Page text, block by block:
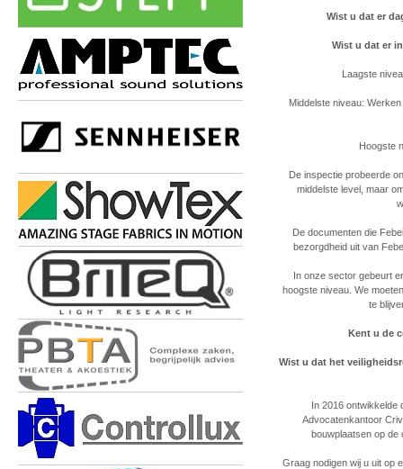
Wist u dat er
Wist u dat er
Laagste
Middelste niveau:
Hoogste
De inspectie probeerde
middelste level, maar
De documenten die
bezorgdheid uit van
In onze sector gebeurt
hoogste niveau. We
te
Kent u de
Wist u dat het
In 2016 ontwikkelde
Advocatenkantoor
bouwplaatsen op de
Graag nodigen wij u uit op